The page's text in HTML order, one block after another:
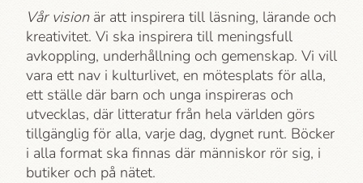
Vår visionär att inspirera till läsning, lärande och
kreativitet. Vi ska inspirera till meningsfull
avkoppling, underhållning och gemenskap. Vi vill
vara ett nav i kulturlivet, en mötesplats för alla,
ett ställe där barn och unga inspireras och
utvecklas, där litteratur från hela världen görs
tillgänglig för alla, varje dag, dygnet runt. Böcker
i alla format ska finnas där människor rör sig, i
butiker och på nätet.